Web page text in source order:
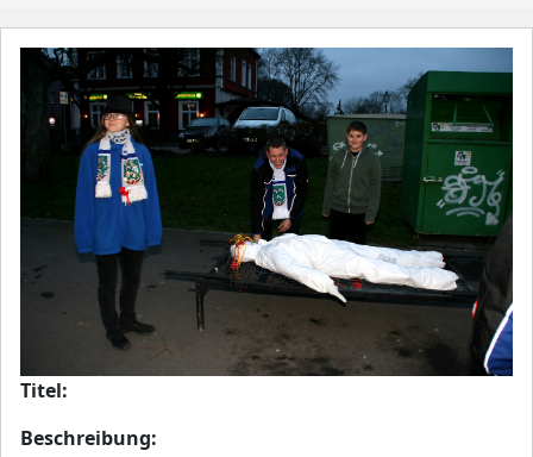
Titel:
Beschreibung: